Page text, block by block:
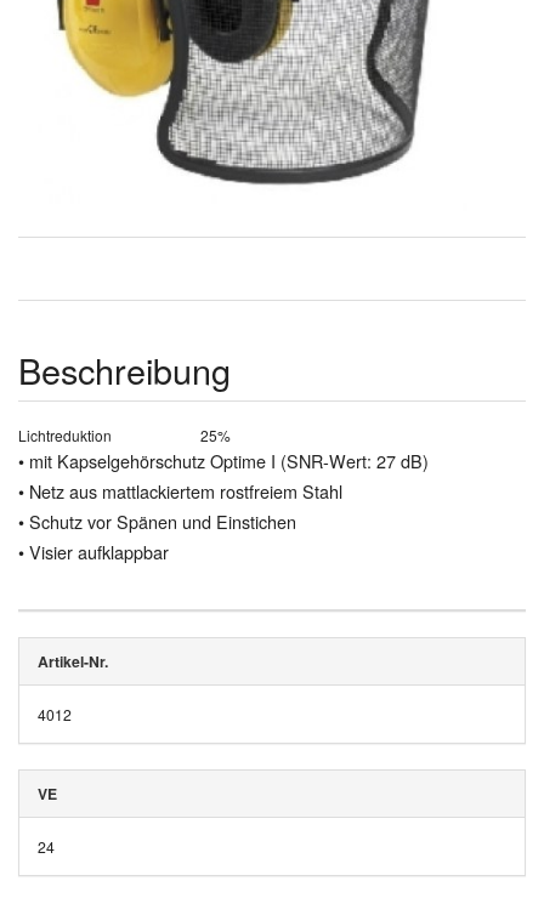
Beschreibung
Lichtreduktion 25%
• mit Kapselgehörschutz Optime I (SNR-Wert: 27 dB)
• Netz aus mattlackiertem rostfreiem Stahl
• Schutz vor Spänen und Einstichen
• Visier aufklappbar
Artikel-Nr.
4012
VE
24